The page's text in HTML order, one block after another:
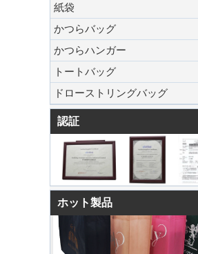
紙袋
かつらバッグ
かつらハンガー
トートバッグ
ドローストリングバッグ
認証
ホット製品